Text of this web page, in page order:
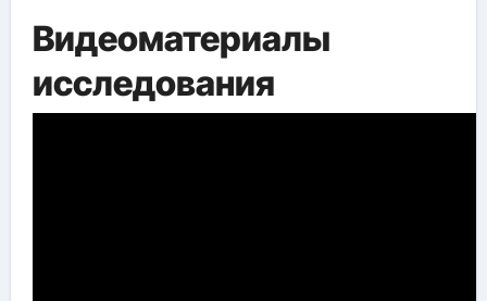
Видеоматериалы
исследования